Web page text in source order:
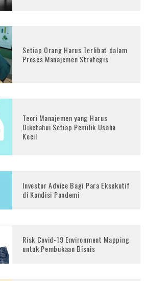
Setiap Orang Harus Terlibat dalam
Proses Manajemen Strategis
Teori Manajemen yang Harus
Diketahui Setiap Pemilik Usaha
Kecil
Investor Advice Bagi Para Eksekutif
di Kondisi Pandemi
Risk Covid-19 Environment Mapping
untuk Pembukaan Bisnis